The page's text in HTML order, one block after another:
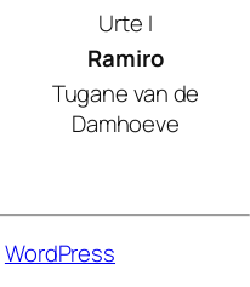
Urte I
Ramiro
Tugane van de
Damhoeve
WordPress